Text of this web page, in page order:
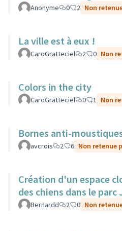
Anonyme 0 2 Non
La ville est à eux !
CaroGratteciel 2 0 Non
Colors in the city
CaroGratteciel 0 1 Non
Bornes anti-
avcrois 2 6 Non retenue
Création d'un espace
des chiens dans le parc
Bernardd 2 0 Non